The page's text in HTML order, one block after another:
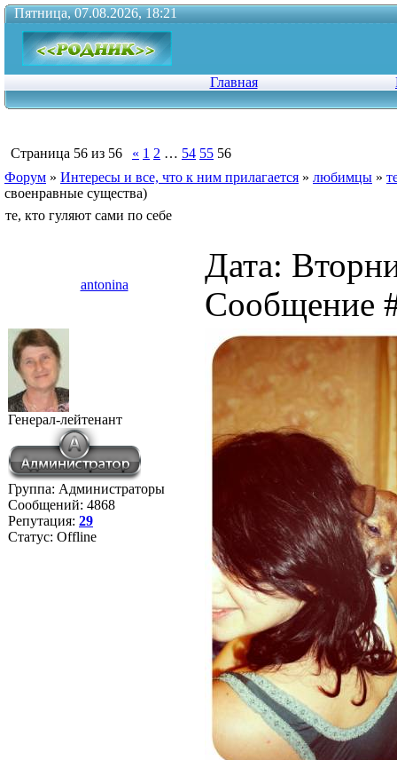
Пятница, 07.08.2026, 18:21
Главная
Страница 56 из 56 « 1 2 … 54 55 56
Форум » Интересы и все, что к ним прилагается » любимцы »
своенравные существа)
те, кто гуляют сами по себе
antonina
Дата:
Сообщение
Генерал-лейтенант
Группа: Администраторы
Сообщений: 4868
Репутация: 29
Статус: Offline